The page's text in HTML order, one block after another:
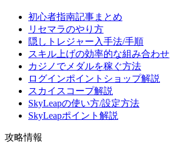
初心者指南記事まとめ
リセマラのやり方
隠しトレジャー入手法/手順
スキル上げの効率的な組み合わせ
カジノでメダルを稼ぐ方法
ログインポイントショップ解説
スカイスコープ解説
SkyLeapの使い方/設定方法
SkyLeapポイント解説
攻略情報